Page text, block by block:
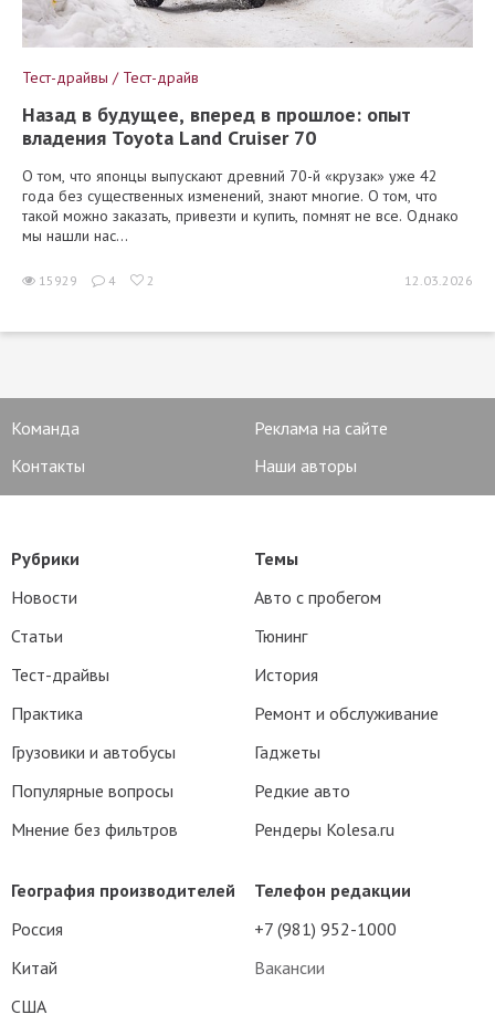
Тест-драйвы / Тест-драйв
Назад в будущее, вперед в прошлое: опыт
владения Toyota Land Cruiser 70
О том, что японцы выпускают древний 70-й «крузак» уже 42
года без существенных изменений, знают многие. О том, что
такой можно заказать, привезти и купить, помнят не все. Однако
мы нашли нас...
15929 4 2 12.03.2026
Команда
Реклама на сайте
Контакты
Наши авторы
Телефон редакции
+7 (981) 952-1000
Вакансии
Рубрики
Новости
Статьи
Тест-драйвы
Практика
Грузовики и автобусы
Популярные вопросы
Мнение без фильтров
Темы
Авто с пробегом
Тюнинг
История
Ремонт и обслуживание
Гаджеты
Редкие авто
Рендеры Kolesa.ru
География производителей
Россия
Китай
США